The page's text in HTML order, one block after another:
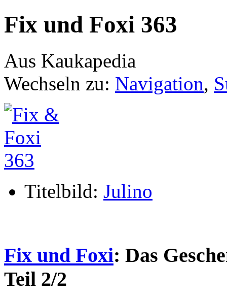
Fix und Foxi 363
Aus Kaukapedia
Wechseln zu: Navigation,
Titelbild: Julino
Fix und Foxi: Das
Teil 2/2